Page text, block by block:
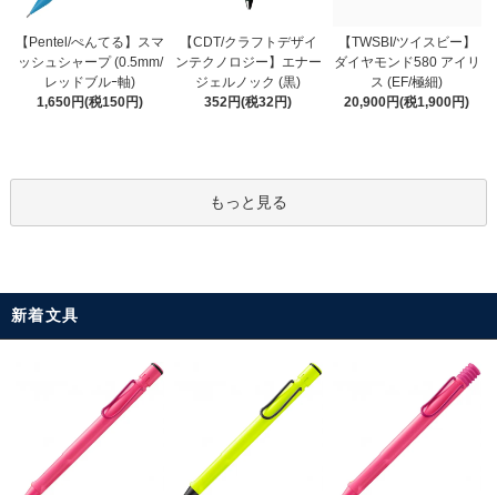
【Pentel/ぺんてる】スマ
ッシュシャープ (0.5mm/
レッドブルｰ軸)
1,650円(税150円)
【CDT/クラフトデザイ
ンテクノロジー】エナー
ジェルノック (黒)
352円(税32円)
【TWSBI/ツイスビー】
ダイヤモンド580 アイリ
ス (EF/極細)
20,900円(税1,900円)
もっと見る
新着文具